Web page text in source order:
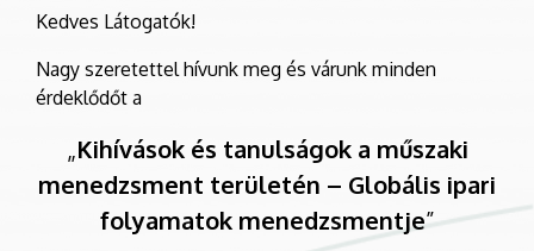
Kedves Látogatók!
Nagy szeretettel hívunk meg és várunk minden
érdeklődőt a
„Kihívások és tanulságok a műszaki
menedzsment területén – Globális ipari
folyamatok menedzsmentje”